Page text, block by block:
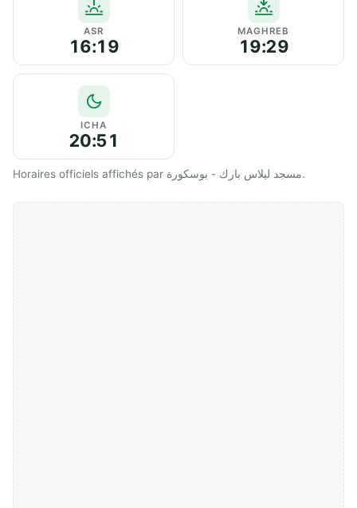
ASR
16:19
MAGHREB
19:29
ICHA
20:51
Horaires officiels affichés par مسجد ليلاس بارك - بوسكورة.